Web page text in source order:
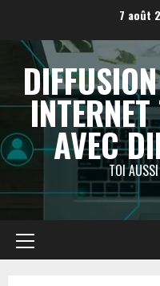
contenu
7 août
AVEC
TOI
Menu
principal